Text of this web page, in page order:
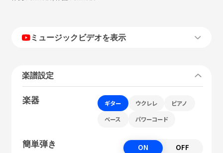
ミュージックビデオを表示
楽譜設定
楽器 ギター ウクレレ ピアノ
ベース パワーコード
簡単弾き ON OFF